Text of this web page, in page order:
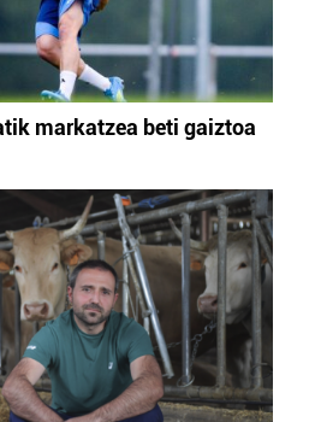
markatzea beti gaiztoa